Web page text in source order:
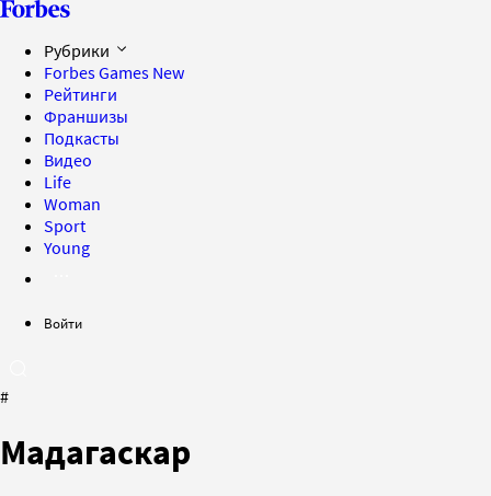
Рубрики
Forbes Games New
Рейтинги
Франшизы
Подкасты
Видео
Life
Woman
Sport
Young
Войти
#
Мадагаскар